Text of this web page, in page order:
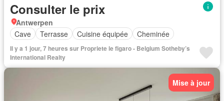
Consulter le prix
Antwerpen
Cave
Terrasse Cuisine équipée Cheminée
Il y a 1 jour, 7 heures sur Propriete le figaro - Belgium Sotheby’s
International Realty
Mise à jour